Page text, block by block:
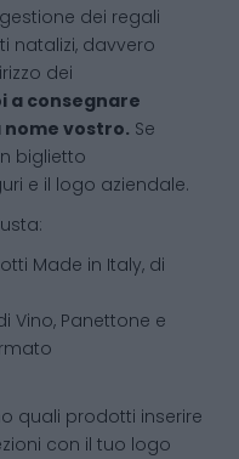
dei regali
natalizi, davvero
dei
a consegnare
vostro. Se
biglietto
e il logo aziendale.
Made in Italy, di
Vino, Panettone e
quali prodotti inserire
con il tuo logo